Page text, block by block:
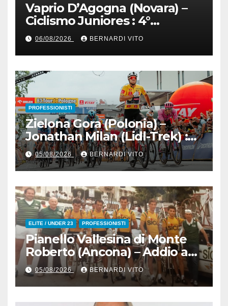
Vaprio D’Agogna (Novara) –
Ciclismo Juniores : 4°
Memorial Pippo Fallarini al
valsusano Graziano Paolo
Marangon (Team Guerrini –
Senaghese)
06/08/2026 BERNARDI VITO
PROFESSIONISTI
Zielona Gora (Polonia) –
Jonathan Milan (Lidl-Trek) :
Vince la terza tappa di
seguito e in maglia gialla
all’83° Giro di Polonia
05/08/2026 BERNARDI VITO
ELITE / UNDER 23 PROFESSIONISTI
Pianello Vallesina di Monte
Roberto (Ancona) – Addio ad
Alderino Bartoloni, Direttore
Sportivo rigorosamente
Gentile
05/08/2026 BERNARDI VITO